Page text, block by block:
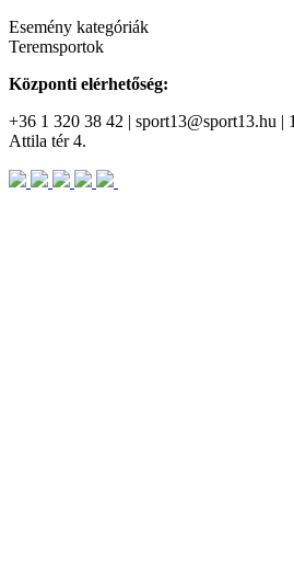
Esemény kategóriák
Teremsportok
Központi elérhetőség:
+36 1 320 38 42 | sport13@sport13.hu |
Attila tér 4.